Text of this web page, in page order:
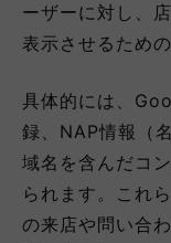
ーザーに対し、
表示させるため
具体的には、
録、NAP情報（
域名を含んだコ
られます。これ
の来店や問い合